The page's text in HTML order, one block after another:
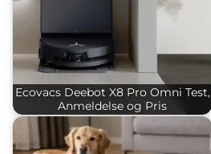
Ecovacs Deebot X8 Pro Omni Test,
Anmeldelse og Pris